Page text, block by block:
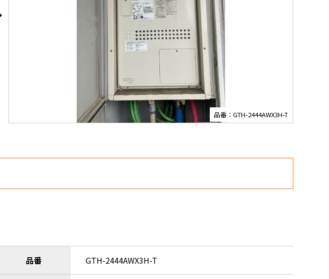
品番：GTH-2444AWX3H-T
品番 GTH-2444AWX3H-T